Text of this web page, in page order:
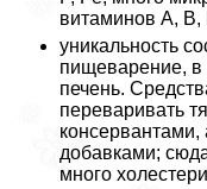
витаминов А, В,
уникальность
пищеварение, в
печень.
переваривать
добавками;
много